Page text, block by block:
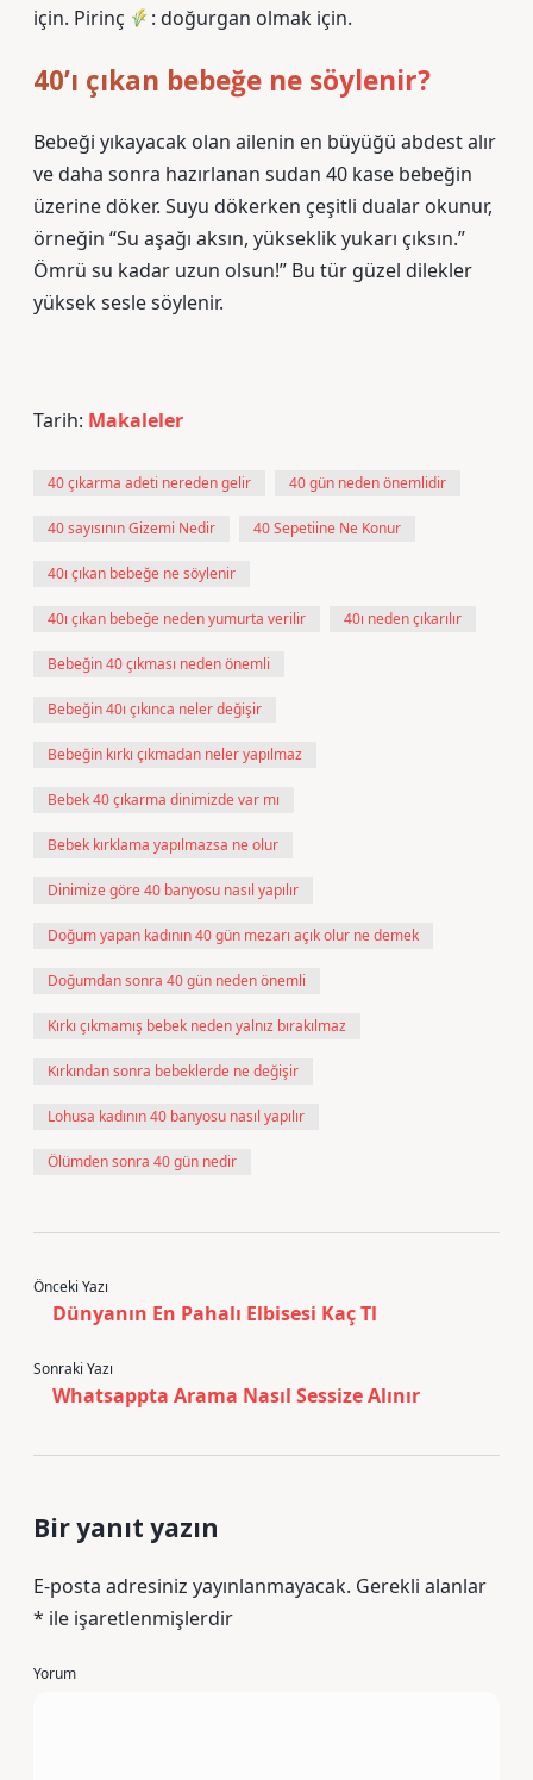
için. Pirinç
: doğurgan olmak için.
40’ı çıkan bebeğe ne söylenir?
Bebeği yıkayacak olan ailenin en büyüğü abdest alır
ve daha sonra hazırlanan sudan 40 kase bebeğin
üzerine döker. Suyu dökerken çeşitli dualar okunur,
örneğin “Su aşağı aksın, yükseklik yukarı çıksın.”
Ömrü su kadar uzun olsun!” Bu tür güzel dilekler
yüksek sesle söylenir.
Tarih: Makaleler
40 çıkarma adeti nereden gelir 40 gün neden önemlidir
40 sayısının Gizemi Nedir 40 Sepetiine Ne Konur
40ı çıkan bebeğe ne söylenir
40ı çıkan bebeğe neden yumurta verilir 40ı neden çıkarılır
Bebeğin 40 çıkması neden önemli
Bebeğin 40ı çıkınca neler değişir
Bebeğin kırkı çıkmadan neler yapılmaz
Bebek 40 çıkarma dinimizde var mı
Bebek kırklama yapılmazsa ne olur
Dinimize göre 40 banyosu nasıl yapılır
Doğum yapan kadının 40 gün mezarı açık olur ne demek
Doğumdan sonra 40 gün neden önemli
Kırkı çıkmamış bebek neden yalnız bırakılmaz
Kırkından sonra bebeklerde ne değişir
Lohusa kadının 40 banyosu nasıl yapılır
Ölümden sonra 40 gün nedir
Önceki Yazı
Dünyanın En Pahalı Elbisesi Kaç Tl
Sonraki Yazı
Whatsappta Arama Nasıl Sessize Alınır
Bir yanıt yazın
E-posta adresiniz yayınlanmayacak. Gerekli alanlar
* ile işaretlenmişlerdir
Yorum